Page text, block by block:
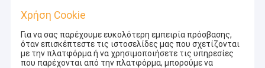
Χρήση Cookie
Για να σας παρέχουμε ευκολότερη εμπειρία πρόσβασης,
όταν επισκέπτεστε τις ιστοσελίδες μας που σχετίζονται
με την πλατφόρμα ή να χρησιμοποιήσετε τις υπηρεσίες
που παρέχονται από την πλατφόρμα, μπορούμε να